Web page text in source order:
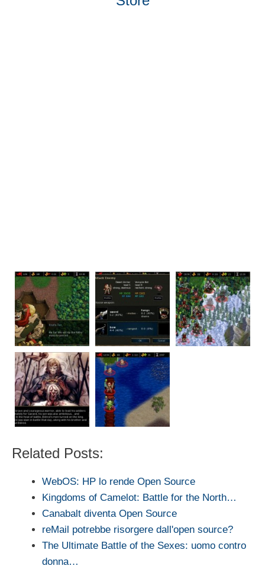
Related Posts:
WebOS: HP lo rende Open Source
Kingdoms of Camelot: Battle for the North…
Canabalt diventa Open Source
reMail potrebbe risorgere dall'open source?
The Ultimate Battle of the Sexes: uomo contro
donna…